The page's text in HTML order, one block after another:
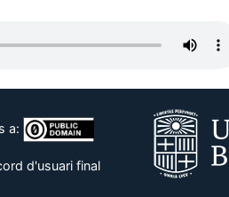
a:
d'usuari final